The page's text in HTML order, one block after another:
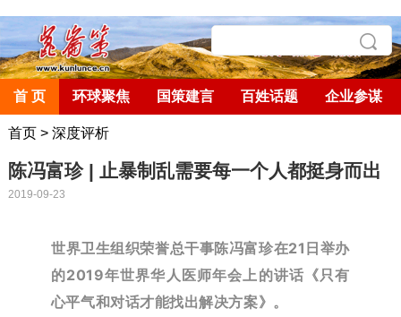
首 页 环球聚焦 国策建言 百姓话题 企业参谋
首页> 深度评析
陈冯富珍 | 止暴制乱需要每一个人都挺身而出
2019-09-23
世界卫生组织荣誉总干事陈冯富珍在21日举办
的2019年世界华人医师年会上的讲话《只有
心平气和对话才能找出解决方案》。